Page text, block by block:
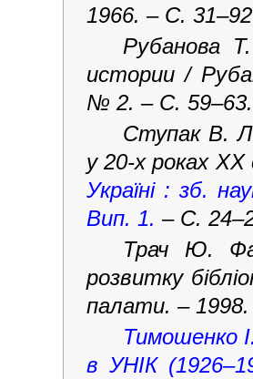
1966. – С.
Рубанова
истории /
№ 2. – С. 59–63.
Ступак В. Л.
у 20-х роках
Україні : зб.
Вип. 1. – С.
Трач Ю.
розвитку
палати. –
Тимошенко
в УНІК